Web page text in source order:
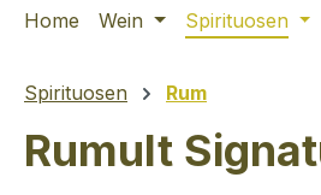
Home Wein Spirituosen
Spirituosen Rum
Rumult